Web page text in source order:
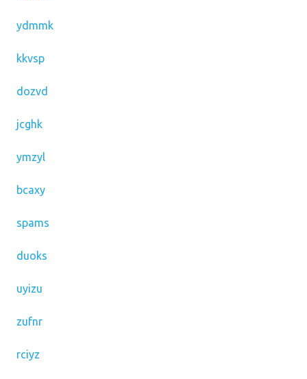
ydmmk
kkvsp
dozvd
jcghk
ymzyl
bcaxy
spams
duoks
uyizu
zufnr
rciyz